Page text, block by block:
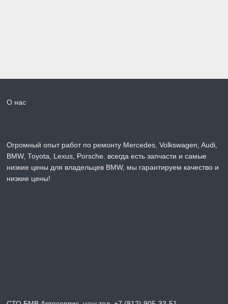
О нас
Огромный опыт работ по ремонту Mercedes, Volkswagen, Audi,
BMW, Toyota, Lexus, Porsche. всегда есть запчасти и самые
низкие цены для владельцев BMW, мы гарантируем качество и
низкие цены!